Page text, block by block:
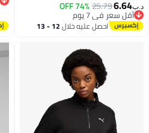
د.ب‏6.64
25.79
74% OFF
أقل سعر في 7 يوم
أقل سعر في 7 يوماحصل عليه خلال 12 - 13
اغسطس
2